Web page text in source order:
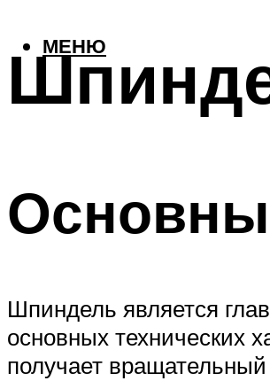
МЕНЮ
Шпиндель является
основных технических
получает